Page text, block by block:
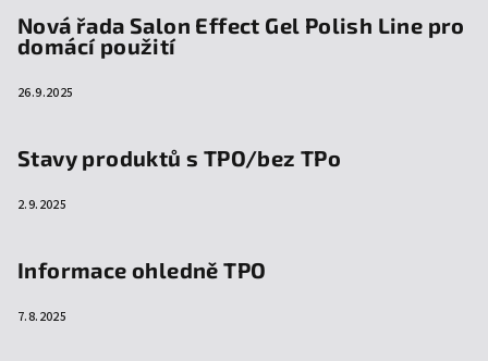
Nová řada Salon Effect Gel Polish Line pro
domácí použití
26.9.2025
Stavy produktů s TPO/bez TPo
2.9.2025
Informace ohledně TPO
7.8.2025